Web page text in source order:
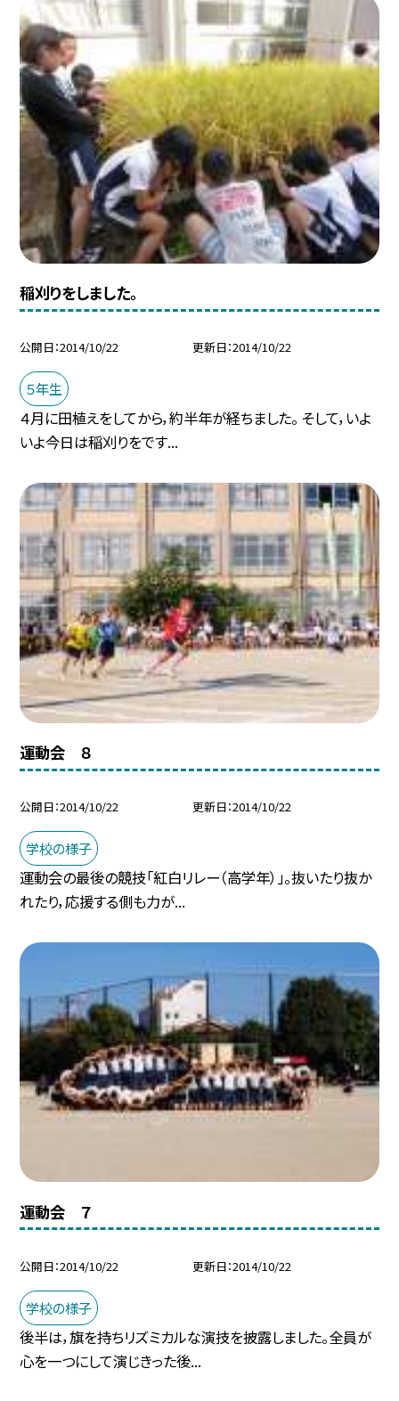
稲刈りをしました。
公開日 2014/10/22 更新日 2014/10/22
５年生
４月に田植えをしてから，約半年が経ちました。 そして，いよ
いよ今日は稲刈りをです...
運動会 ８
公開日 2014/10/22 更新日 2014/10/22
学校の様子
運動会の最後の競技「紅白リレー（高学年）」。抜いたり抜か
れたり，応援する側も力が...
運動会 ７
公開日 2014/10/22 更新日 2014/10/22
学校の様子
後半は，旗を持ちリズミカルな演技を披露しました。全員が
心を一つにして演じきった後...